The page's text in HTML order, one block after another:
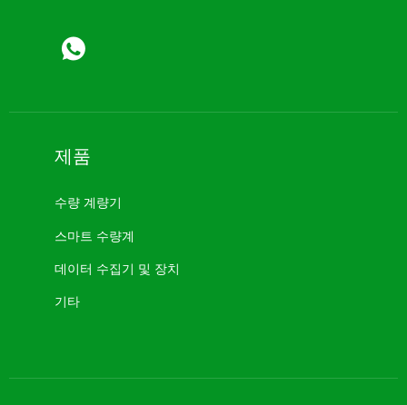
제품
수량 계량기
스마트 수량계
데이터 수집기 ​​및 장치
기타